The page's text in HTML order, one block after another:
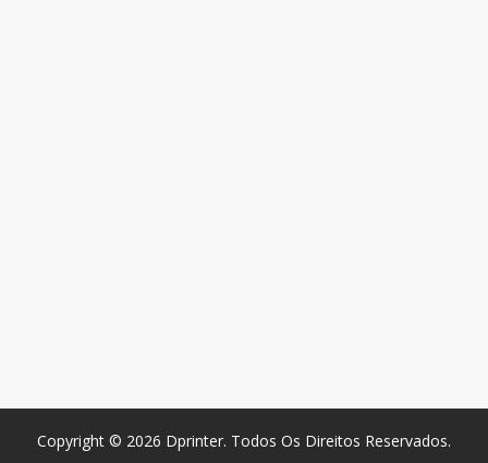
Copyright © 2026 Dprinter. Todos Os Direitos Reservados.